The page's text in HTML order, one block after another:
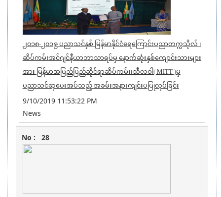
၂၀၁၈-၂၀၁၉ ပညာသင်နှစ် မြန်မာနိုင်ငံရေကြောင်းပညာတက္ကသိုလ် ၊
ဆိပ်ကမ်းအင်ဂျင်နီယာဘာသာရပ်မှ နောက်ဆုံးနှစ်ကျောင်းသားများ
အား မြန်မာအပြည်ပြည်ဆိုင်ရာဆိပ်ကမ်း၊သီလဝါ( MITT )မှ
ပညာသင်ဆုပေးအပ်သည့် အခမ်းအနားကျင်းပပြုလုပ်ခြင်း
9/10/2019 11:53:22 PM
News
28